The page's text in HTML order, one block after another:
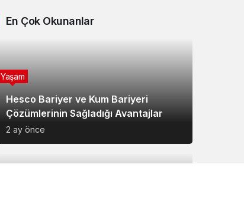
En Çok Okunanlar
Hesco Bariyer ve Kum Bariyeri
Çözümlerinin Sağladığı Avantajlar
2 ay önce
Yaşam